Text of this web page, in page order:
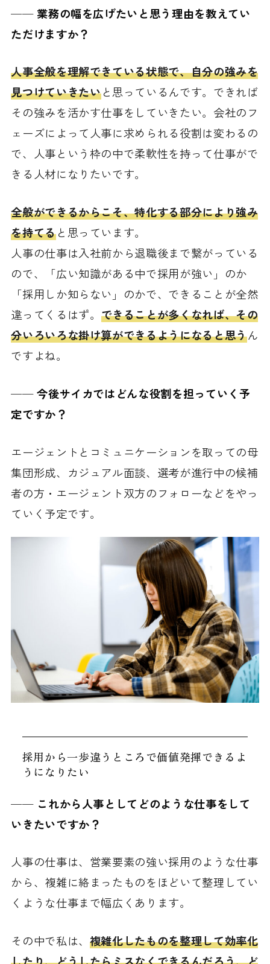
── 業務の幅を広げたいと思う理由を教えてい
ただけますか？
人事全般を理解できている状態で、自分の強みを
見つけていきたいと思っているんです。できれば
その強みを活かす仕事をしていきたい。会社のフ
ェーズによって人事に求められる役割は変わるの
で、人事という枠の中で柔軟性を持って仕事がで
きる人材になりたいです。
全般ができるからこそ、特化する部分により強み
を持てると思っています。
人事の仕事は入社前から退職後まで繋がっている
ので、「広い知識がある中で採用が強い」のか
「採用しか知らない」のかで、できることが全然
違ってくるはず。 できることが多くなれば、その
分いろいろな掛け算ができるようになると思うん
ですよね。
──今後サイカではどんな役割を担っていく予
定ですか？
エージェントとコミュニケーションを取っての母
集団形成、カジュアル面談、選考が進行中の候補
者の方・エージェント双方のフォローなどをやっ
ていく予定です。
採用から一歩違うところで価値発揮できるよ
うになりたい
── これから人事としてどのような仕事をして
いきたいですか？
人事の仕事は、営業要素の強い採用のような仕事
から、複雑に絡まったものをほどいて整理してい
くような仕事まで幅広くあります。
その中で私は、 複雑化したものを整理して効率化